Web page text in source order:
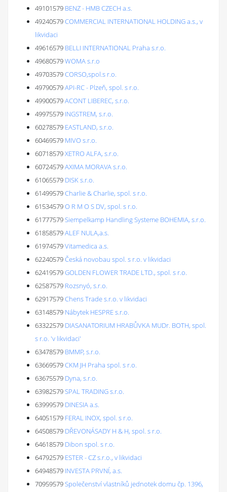
49101579 BENZ - HMB CZECH a.s.
49240579COMMERCIAL INTERNATIONAL HOLDING a.s., v
likvidaci
49616579 BELLI INTERNATIONAL Praha s.r.o.
49680579WOMA s.r.o
49703579CORSO,spol.s r.o.
49790579API-RC - Plzeň, spol. s r.o.
49900579ACONT LIBEREC, s.r.o.
49975579 INGSTREM, s.r.o.
60278579 EASTLAND, s.r.o.
60469579 MIVO s.r.o.
60718579XETRO ALFA, s.r.o.
60724579AXIMA MORAVA s.r.o.
61065579 DISK s.r.o.
61499579Charlie & Charlie, spol. s r.o.
61534579O R M O S DV, spol. s r.o.
61777579Siempelkamp Handling Systeme BOHEMIA, s.r.o.
61858579ALEF NULA,a.s.
61974579Vitamedica a.s.
62240579Česká novobau spol. s r.o. v likvidaci
62419579GOLDEN FLOWER TRADE LTD., spol. s r.o.
62587579 Rozsnyó, s.r.o.
62917579Chens Trade s.r.o. v likvidaci
63148579 Nábytek HESPRE s.r.o.
63322579 DIASANATORIUM HRABŮVKA MUDr. BOTH, spol.
s r.o. 'v likvidaci'
63478579 BMMP, s.r.o.
63669579CKM JH Praha spol. s r.o.
63675579 Dyna, s.r.o.
63982579SPAL TRADING s.r.o.
63999579 DINESIA a.s.
64051579 FERAL INOX, spol. s r.o.
64508579 DŘEVONÁSADY H & H, spol. s r.o.
64618579 Dibon spol. s r.o.
64792579 ESTER - CZ s.r.o., v likvidaci
64948579 INVESTA PRVNÍ, a.s.
70959579Společenství vlastníků jednotek domu čp. 1396,